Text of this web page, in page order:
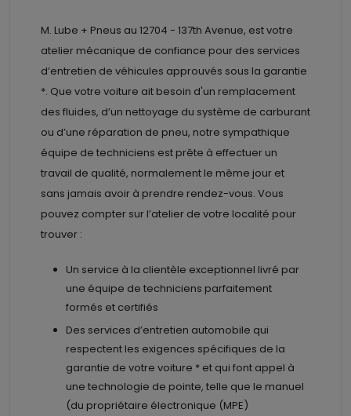
M. Lube + Pneus au 12704 - 137th Avenue, est votre
atelier mécanique de confiance pour des services
d’entretien de véhicules approuvés sous la garantie
*. Que votre voiture ait besoin d'un remplacement
des fluides, d’un nettoyage du système de carburant
ou d’une réparation de pneu, notre sympathique
équipe de techniciens est prête à effectuer un
travail de qualité, normalement le même jour et
sans jamais avoir à prendre rendez-vous. Vous
pouvez compter sur l’atelier de votre localité pour
trouver :
Un service à la clientèle exceptionnel livré par
une équipe de techniciens parfaitement
formés et certifiés
Des services d’entretien automobile qui
respectent les exigences spécifiques de la
garantie de votre voiture * et qui font appel à
une technologie de pointe, telle que le manuel
(du propriétaire électronique (MPE)